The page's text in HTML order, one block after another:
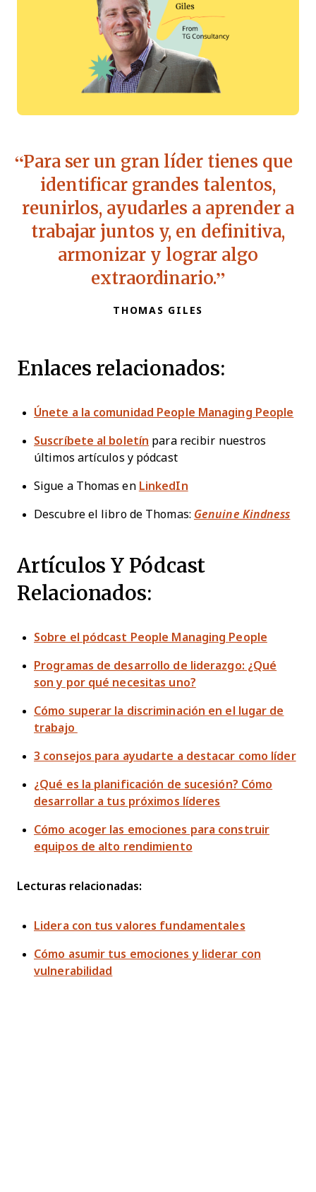
Para ser un gran líder tienes que
identificar grandes talentos,
reunirlos, ayudarles a aprender a
trabajar juntos y, en definitiva,
armonizar y lograr algo
extraordinario.
THOMAS GILES
Enlaces relacionados:
Únete a la comunidad People Managing People
Suscríbete al boletín para recibir nuestros
últimos artículos y pódcast
Sigue a Thomas en LinkedIn
Descubre el libro de Thomas: Genuine Kindness
Artículos Y Pódcast
Relacionados:
Sobre el pódcast People Managing People
Programas de desarrollo de liderazgo: ¿Qué
son y por qué necesitas uno?
Cómo superar la discriminación en el lugar de
trabajo
3 consejos para ayudarte a destacar como líder
¿Qué es la planificación de sucesión? Cómo
desarrollar a tus próximos líderes
Cómo acoger las emociones para construir
equipos de alto rendimiento
Lecturas relacionadas:
Lidera con tus valores fundamentales
Cómo asumir tus emociones y liderar con
vulnerabilidad